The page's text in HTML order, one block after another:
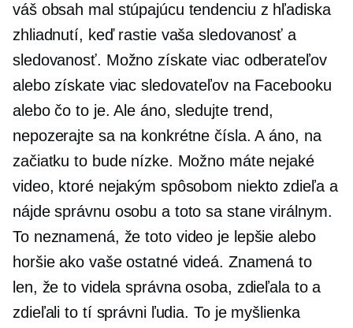
váš obsah mal stúpajúcu tendenciu z hľadiska
zhliadnutí, keď rastie vaša sledovanosť a
sledovanosť. Možno získate viac odberateľov
alebo získate viac sledovateľov na Facebooku
alebo čo to je. Ale áno, sledujte trend,
nepozerajte sa na konkrétne čísla. A áno, na
začiatku to bude nízke. Možno máte nejaké
video, ktoré nejakým spôsobom niekto zdieľa a
nájde správnu osobu a toto sa stane virálnym.
To neznamená, že toto video je lepšie alebo
horšie ako vaše ostatné videá. Znamená to
len, že to videla správna osoba, zdieľala to a
zdieľali to tí správni ľudia. To je myšlienka